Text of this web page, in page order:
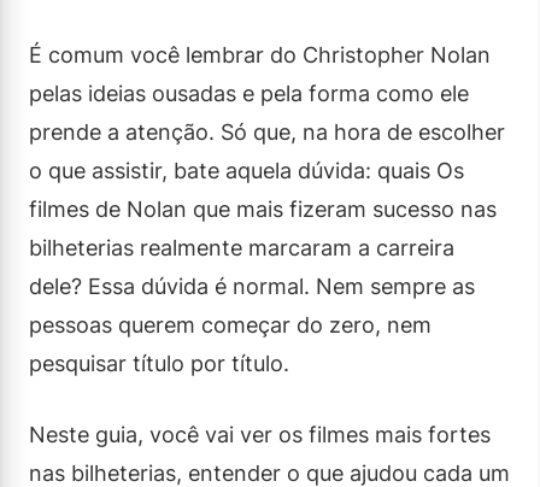
É comum você lembrar do Christopher Nolan
pelas ideias ousadas e pela forma como ele
prende a atenção. Só que, na hora de escolher
o que assistir, bate aquela dúvida: quais Os
filmes de Nolan que mais fizeram sucesso nas
bilheterias realmente marcaram a carreira
dele? Essa dúvida é normal. Nem sempre as
pessoas querem começar do zero, nem
pesquisar título por título.
Neste guia, você vai ver os filmes mais fortes
nas bilheterias, entender o que ajudou cada um